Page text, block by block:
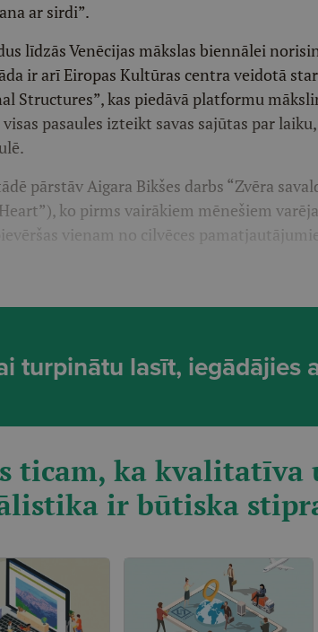
ar sirdi”.
līdzās Venēcijas mākslas biennālei
ir arī Eiropas Kultūras centra veidotā
Structures”, kas piedāvā platformu
pasaules izteikt savas sajūtas par
pārstāv Aigara Bikšes darbs “Zvēra
ko pirms vairākiem mēnešiem
vienam no cilvēces
turpinātu lasīt, iegādājies
ticam, ka kvalitatīva
ir būtiska